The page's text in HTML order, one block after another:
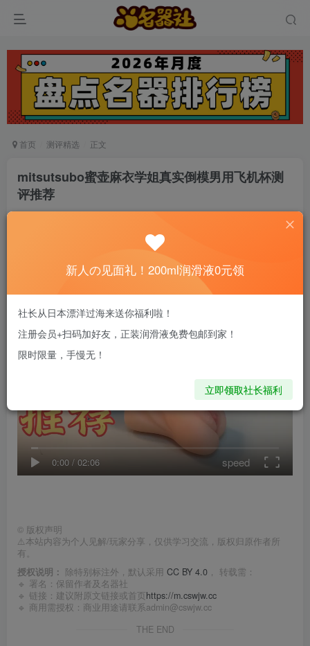
首页 测评精选 正文
mitsutsubo蜜壶麻衣学姐真实倒模男用飞机杯测
评推荐
私信
📢 社长提示：新用户注册并加好友，免费领
200ml润滑液哦～
0:00 / 02:06 speed
© 版权声明
⚠️本站内容为个人见解/玩家分享，仅供学习交流，版权归原作者所
有。
授权说明： 除特别标注外，默认采用 CC BY 4.0 ， 转载需：
🔹 署名：保留作者及 名器社
🔹 链接：建议附原文链接或首页https://m.cswjw.cc
🔹 商用需授权：商业用途请联系admin@cswjw.cc
THE END
新人の见面礼！200ml润滑液0元领
社长从日本漂洋过海来送你福利啦！
注册会员+扫码加好友，正装润滑液免费包邮到家！
限时限量，手慢无！
立即领取社长福利